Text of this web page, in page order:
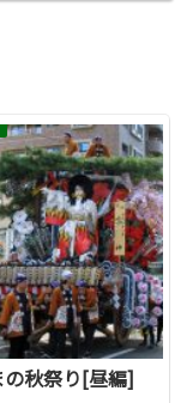
秋祭り[昼編]